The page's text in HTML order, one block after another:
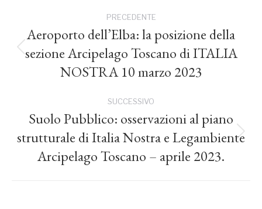
tra
PRECEDENTE
Post
precedente:
Aeroporto dell’Elba: la posizione della
sezione Arcipelago Toscano di ITALIA
NOSTRA 10 marzo 2023
SUCCESSIVO
Prossimo
post:
Suolo Pubblico: osservazioni al piano
strutturale di Italia Nostra e Legambiente
Arcipelago Toscano – aprile 2023.